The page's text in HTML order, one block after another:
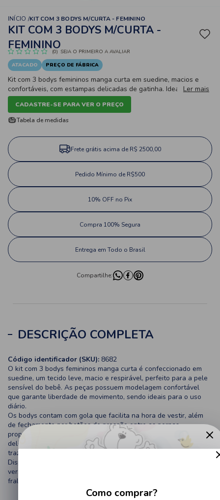
INÍCIO KIT COM 3 BODYS M/CURTA - FEMININO
KIT COM 3 BODYS M/CURTA -
FEMININO
(0) SEJA O PRIMEIRO A AVALIAR
ATACADO
PREÇO DE FÁBRICA
Kit com 3 bodys femininos manga curta em suedine, macios e
confortáveis, com estampas delicadas de gatinha. Ideal para o
dia a dia do bebê.
Ler mais
CADASTRE-SE PARA VER O PREÇO
Tabela de medidas
Frete grátis acima de R$ 2500,00
Pedido Mínimo de R$500
10% OFF no Pix
Compra 100% Segura
Entrega em Todo o Brasil
Compartilhe:
DESCRIÇÃO COMPLETA
Código identificador (SKU): 8682
O kit com 3 bodys femininos manga curta é confeccionado em
suedine, um tecido leve, macio e respirável, perfeito para a pele
sensível do bebê. As peças possuem modelagem confortável
que garante liberdade de movimento, sendo ideais para o uso
diário.
Os bodys contam com gola que facilita na hora de vestir, além
de fechamento por botões de pressão entre as pernas,
proporcionando praticidade na troca de fraldas. As estampas
delicadas de gatinha com detalhes fofos e frases encantadoras
trazem um toque lúdico e feminino às peças.
Disponíveis em cores suaves e modernas, esses bodys são
versáteis e combinam facilmente com shorts, culotes e tapa
fraldas, sendo itens essenciais no enxoval do bebê.
Como comprar?